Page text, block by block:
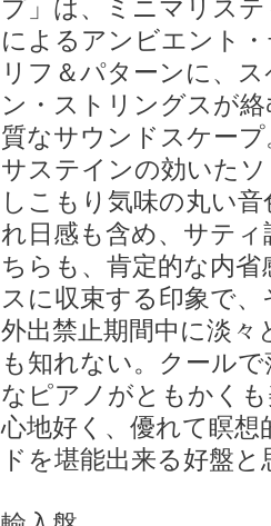
プ」は、ミニマリス
によるアンビエント
リフ＆パターンに、
ン・ストリングスが
質なサウンドスケー
サステインの効いた
しこもり気味の丸い
れ日感も含め、サテ
ちらも、肯定的な内
スに収束する印象で
外出禁止期間中に淡
も知れない。クール
なピアノがともかく
心地好く、優れて瞑
ドを堪能出来る好盤